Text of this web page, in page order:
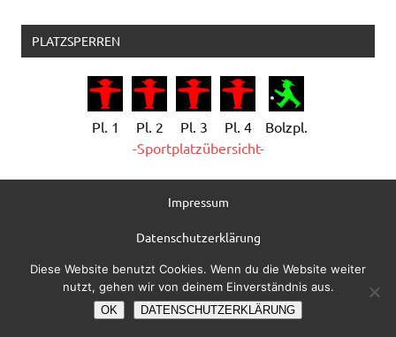
PLATZSPERREN
Pl. 1 Pl. 2 Pl. 3 Pl. 4
Bolzpl.
-Sportplatzübersicht-
Impressum
Datenschutzerklärung
Administration
Diese Website benutzt Cookies. Wenn du die Website weiter
nutzt, gehen wir von deinem Einverständnis aus.
OK DATENSCHUTZERKLÄRUNG